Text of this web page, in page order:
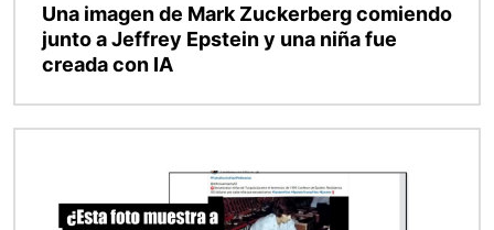
Una imagen de Mark Zuckerberg comiendo
junto a Jeffrey Epstein y una niña fue
creada con IA